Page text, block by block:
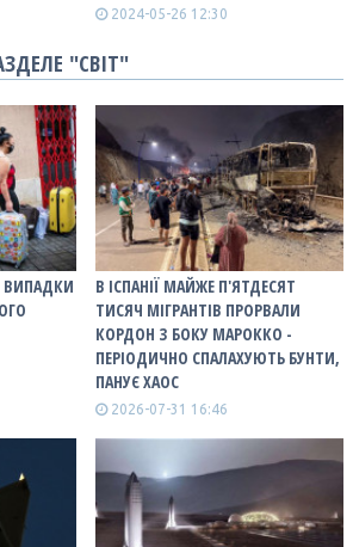
2024-05-26 12:30
"СВІТ"
ВИПАДКИ
В ІСПАНІЇ МАЙЖЕ П'ЯТДЕСЯТ
ТИСЯЧ МІГРАНТІВ ПРОРВАЛИ
КОРДОН З БОКУ МАРОККО -
ПЕРІОДИЧНО СПАЛАХУЮТЬ БУНТИ,
ПАНУЄ ХАОС
2026-07-31 16:46